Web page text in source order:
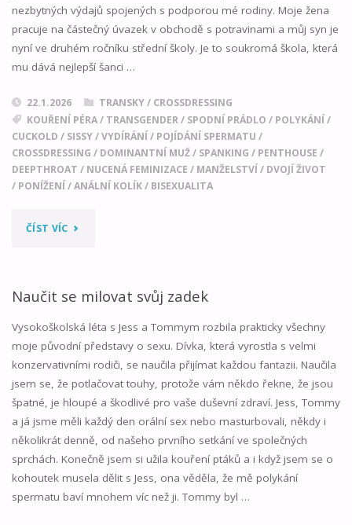
nezbytných výdajů spojených s podporou mé rodiny. Moje žena
pracuje na částečný úvazek v obchodě s potravinami a můj syn je
nyní ve druhém ročníku střední školy. Je to soukromá škola, která
mu dává nejlepší šanci …
22.1.2026
TRANSKY / CROSSDRESSING
KOUŘENÍ PÉRA/ TRANSGENDER/ SPODNÍ PRÁDLO / POLYKÁNÍ /
CUCKOLD / SISSY/VYDÍRÁNÍ / POJÍDÁNÍ SPERMATU /
CROSSDRESSING / DOMINANTNÍ MUŽ/ SPANKING / PENTHOUSE /
DEEPTHROAT / NUCENÁ FEMINIZACE / MANŽELSTVÍ / DVOJÍ ŽIVOT
/ PONÍŽENÍ /ANÁLNÍ KOLÍK/ BISEXUALITA
ČÍST VÍC"SISSY
Naučit se milovat svůj zadek
Vysokoškolská léta s Jess a Tommym rozbila prakticky všechny
moje původní představy o sexu. Dívka, která vyrostla s velmi
konzervativními rodiči, se naučila přijímat každou fantazii. Naučila
jsem se, že potlačovat touhy, protože vám někdo řekne, že jsou
špatné, je hloupé a škodlivé pro vaše duševní zdraví. Jess, Tommy
a já jsme měli každý den orální sex nebo masturbovali, někdy i
několikrát denně, od našeho prvního setkání ve společných
sprchách. Konečně jsem si užila kouření ptáků a i když jsem se o
kohoutek musela dělit s Jess, ona věděla, že mě polykání
spermatu baví mnohem víc než ji. Tommy byl …